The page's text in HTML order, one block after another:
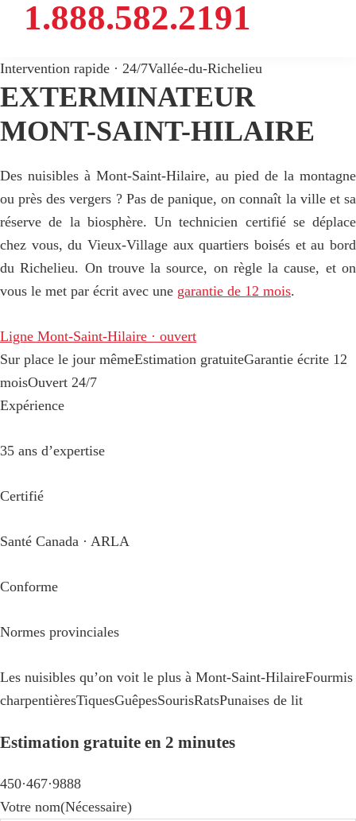
1.888.582.2191
Intervention rapide · 24/7Vallée-du-Richelieu
EXTERMINATEUR
MONT-SAINT-HILAIRE
Des nuisibles à Mont-Saint-Hilaire, au pied de la montagne
ou près des vergers ? Pas de panique, on connaît la ville et sa
réserve de la biosphère. Un technicien certifié se déplace
chez vous, du Vieux-Village aux quartiers boisés et au bord
du Richelieu. On trouve la source, on règle la cause, et on
vous le met par écrit avec une garantie de 12 mois.
Ligne Mont-Saint-Hilaire · ouvert
Sur place le jour mêmeEstimation gratuiteGarantie écrite 12
moisOuvert 24/7
Expérience
35 ans d’expertise
Certifié
Santé Canada · ARLA
Conforme
Normes provinciales
Les nuisibles qu’on voit le plus à Mont-Saint-HilaireFourmis
charpentièresTiquesGuêpesSourisRatsPunaises de lit
Estimation gratuite en 2 minutes
450·467·9888
Votre nom(Nécessaire)